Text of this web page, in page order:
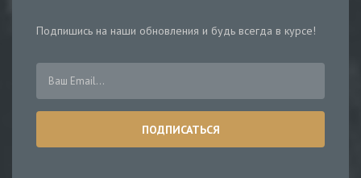
Подпишись на наши обновления и будь всегда в курсе!